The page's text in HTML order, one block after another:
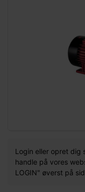
Login eller opret dig
handle på vores
LOGIN" øverst på